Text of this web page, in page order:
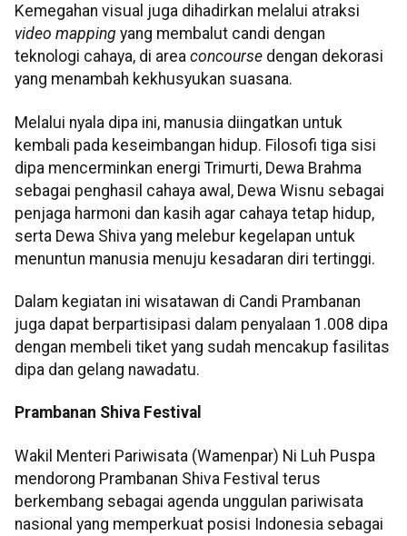
Kemegahan visual juga dihadirkan melalui atraksi
video mapping yang membalut candi dengan
teknologi cahaya, di area concourse dengan dekorasi
yang menambah kekhusyukan suasana.
Melalui nyala dipa ini, manusia diingatkan untuk
kembali pada keseimbangan hidup. Filosofi tiga sisi
dipa mencerminkan energi Trimurti, Dewa Brahma
sebagai penghasil cahaya awal, Dewa Wisnu sebagai
penjaga harmoni dan kasih agar cahaya tetap hidup,
serta Dewa Shiva yang melebur kegelapan untuk
menuntun manusia menuju kesadaran diri tertinggi.
Dalam kegiatan ini wisatawan di Candi Prambanan
juga dapat berpartisipasi dalam penyalaan 1.008 dipa
dengan membeli tiket yang sudah mencakup fasilitas
dipa dan gelang nawadatu.
Prambanan Shiva Festival
Wakil Menteri Pariwisata (Wamenpar) Ni Luh Puspa
mendorong Prambanan Shiva Festival terus
berkembang sebagai agenda unggulan pariwisata
nasional yang memperkuat posisi Indonesia sebagai